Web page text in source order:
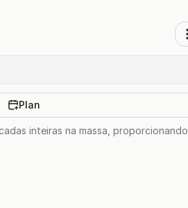
Plan
inteiras na massa, proporcionando